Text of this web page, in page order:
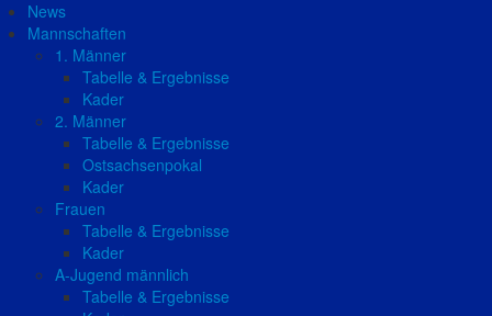
News
Mannschaften
1. Männer
Tabelle & Ergebnisse
Kader
2. Männer
Tabelle & Ergebnisse
Ostsachsenpokal
Kader
Frauen
Tabelle & Ergebnisse
Kader
A-Jugend männlich
Tabelle & Ergebnisse